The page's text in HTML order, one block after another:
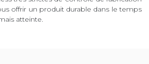
offrir un produit durable dans le temps
atteinte.